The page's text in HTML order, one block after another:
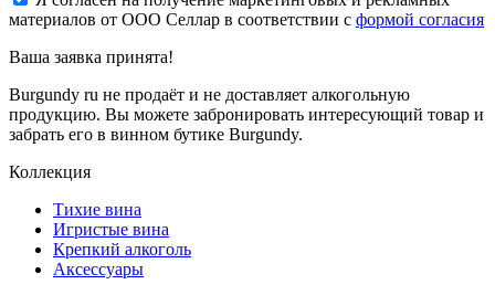
материалов от ООО Селлар в соответствии с формой согласия
Ваша заявка принята!
Burgundy ru не продаёт и не доставляет алкогольную
продукцию. Вы можете забронировать интересующий товар и
забрать его в винном бутике Burgundy.
Коллекция
Тихие вина
Игристые вина
Крепкий алкоголь
Аксессуары